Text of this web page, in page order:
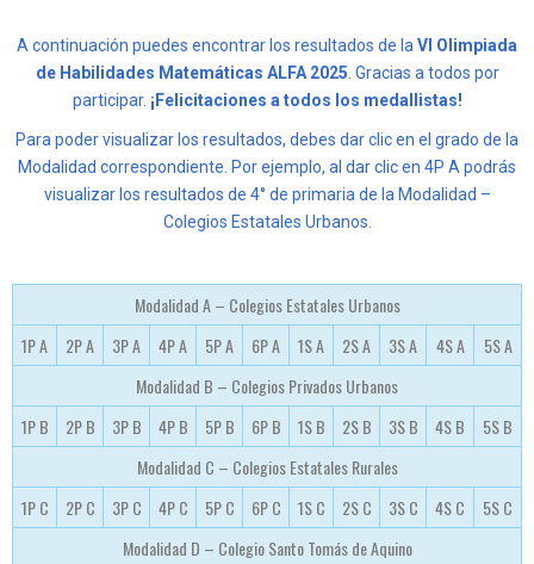
A continuación puedes encontrar los resultados de laVI Olimpiada
de Habilidades Matemáticas ALFA 2025. Gracias a todos por
participar. ¡Felicitaciones a todos los medallistas!
Para poder visualizar los resultados, debes dar clic en el grado de la
Modalidad correspondiente. Por ejemplo, al dar clic en 4P A podrás
visualizar los resultados de 4° de primaria de la Modalidad –
Colegios Estatales Urbanos.
Modalidad A – Colegios Estatales Urbanos
1P A
2P A 3P A 4P A 5P A 6P A 1S A 2S A 3S A 4S A
5S A
Modalidad B – Colegios Privados Urbanos
1P B
2P B 3P B 4P B 5P B 6P B 1S B 2S B 3S B 4S B
5S B
Modalidad C – Colegios Estatales Rurales
1P C
2P C 3P C 4P C 5P C 6P C 1S C 2S C 3S C 4S C
5S C
Modalidad D – Colegio Santo Tomás de Aquino